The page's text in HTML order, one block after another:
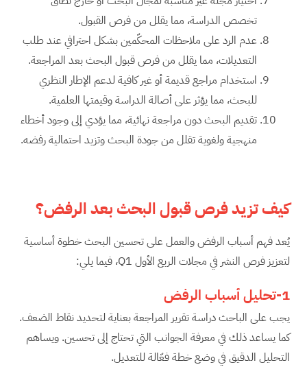
تخصص الدراسة، مما يقلل من فرص القبول.
عدم الرد على ملاحظات المحكّمين بشكل احترافي عند طلب
التعديلات، مما يقلل من فرص قبول البحث بعد المراجعة.
استخدام مراجع قديمة أو غير كافية لدعم الإطار النظري
للبحث، مما يؤثر على أصالة الدراسة وقيمتها العلمية.
تقديم البحث دون مراجعة نهائية، مما يؤدي إلى وجود أخطاء
منهجية ولغوية تقلل من جودة البحث وتزيد احتمالية رفضه.
كيف تزيد فرص قبول البحث بعد الرفض؟
يُعد فهم أسباب الرفض والعمل على تحسين البحث خطوة أساسية
لتعزيز فرص النشر في مجلات الربع الأول Q1، فيما يلي:
1-تحليل أسباب الرفض
يجب على الباحث دراسة تقرير المراجعة بعناية لتحديد نقاط الضعف.
كما يساعد ذلك في معرفة الجوانب التي تحتاج إلى تحسين. ويساهم
التحليل الدقيق في وضع خطة فعّالة للتعديل.